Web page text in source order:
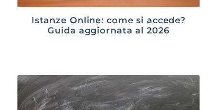
Istanze Online: come si accede?
Guida aggiornata al 2026